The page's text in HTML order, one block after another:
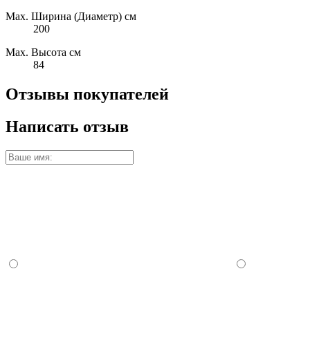
Max. Ширина (Диаметр) см
200
Max. Высота см
84
Отзывы покупателей
Написать отзыв